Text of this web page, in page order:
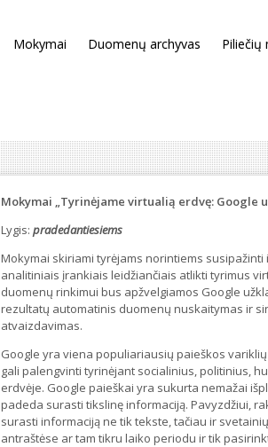
Mokymai Duomenų archyvas Piliečių
Mokymai „Tyrinėjame virtualią erdvę: Google
Lygis: pradedantiesiems
Mokymai skiriami tyrėjams norintiems
analitiniais įrankiais leidžiančiais atlikti tyrimus
duomenų rinkimui bus apžvelgiamos Google
rezultatų automatinis duomenų nuskaitymas ir
atvaizdavimas.
Google yra viena populiariausių paieškos
gali palengvinti tyrinėjant socialinius, politinius,
erdvėje. Google paieškai yra sukurta nemažai
padeda surasti tikslinę informaciją. Pavyzdžiui,
surasti informaciją ne tik tekste, tačiau ir
antraštėse ar tam tikru laiko periodu ir tik